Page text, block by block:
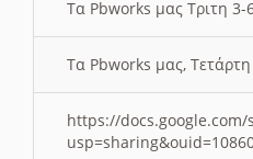
Τα Pbworks μας Τριτη 3-
Τα Pbworks μας,
https://docs.google.com/